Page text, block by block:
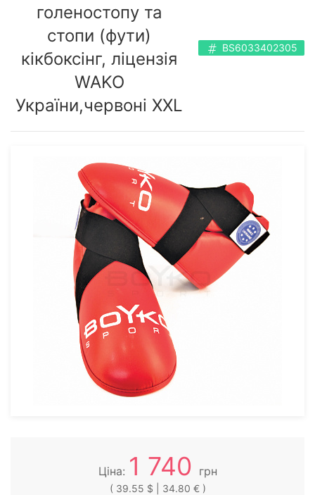
голеностопу та
стопи (фути)
кікбоксінг, ліцензія
WAKO
України,червоні XXL
BS6033402305
Ціна: 1 740 грн
( 39.55 $ | 34.80 € )